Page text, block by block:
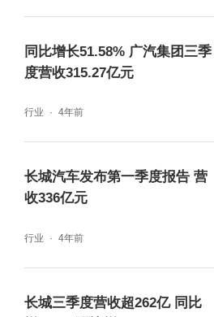
同比增长51.58% 广汽集团三季
度营收315.27亿元
行业 4年前
长城汽车发布第一季度报告 营
收336亿元
行业 4年前
长城三季度营收超262亿 同比